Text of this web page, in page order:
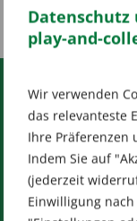
play-and-
Wir verwenden
das relevanteste
Ihre Präferenzen
Indem Sie auf
(jederzeit
Einwilligung nach